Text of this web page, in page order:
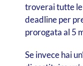
troverai tutte
deadline per
prorogata al 5
Se invece hai